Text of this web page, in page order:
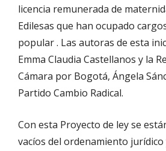
licencia remunerada de
Edilesas que han ocupado
popular . Las autoras de esta
Emma Claudia Castellanos y la
Cámara por Bogotá, Ángela
Partido Cambio Radical.
Con esta Proyecto de ley se
vacíos del ordenamiento jurídico